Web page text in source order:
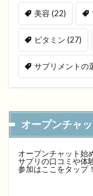
美容(22)
ビタミン (27)
サプリメントの
オープンチャッ
オープンチャット始
サプリの口コミや体
参加はここをタップ！